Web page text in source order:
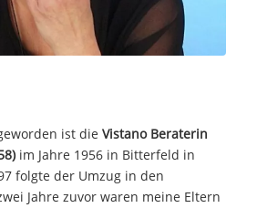
ist die Vistano Beraterin
im Jahre 1956 in Bitterfeld in
folgte der Umzug in den
Jahre zuvor waren meine Eltern